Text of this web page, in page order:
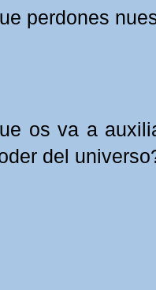
perdones
os va a
del